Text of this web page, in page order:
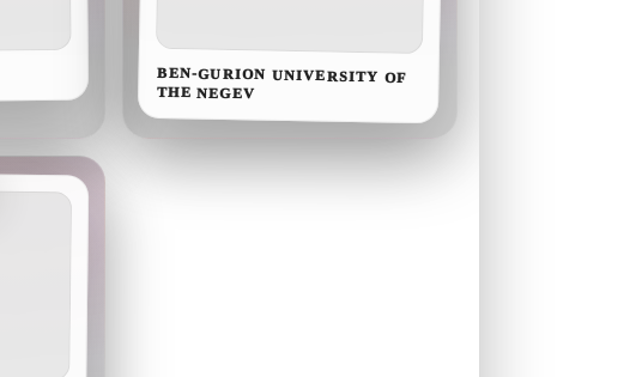
BEN-GURION UNIVERSITY OF
THE NEGEV